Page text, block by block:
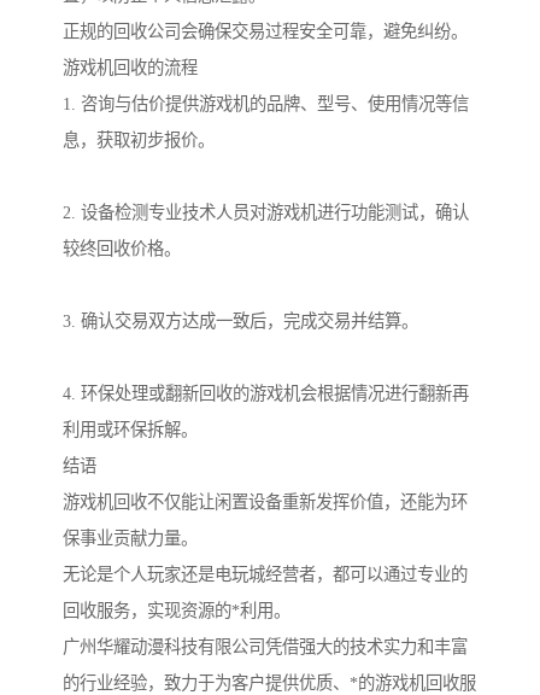
正规的回收公司会确保交易过程安全可靠，避免纠纷。
游戏机回收的流程
1. 咨询与估价提供游戏机的品牌、型号、使用情况等信
息，获取初步报价。
2. 设备检测专业技术人员对游戏机进行功能测试，确认
较终回收价格。
3. 确认交易双方达成一致后，完成交易并结算。
4. 环保处理或翻新回收的游戏机会根据情况进行翻新再
利用或环保拆解。
结语
游戏机回收不仅能让闲置设备重新发挥价值，还能为环
保事业贡献力量。
无论是个人玩家还是电玩城经营者，都可以通过专业的
回收服务，实现资源的*利用。
广州华耀动漫科技有限公司凭借强大的技术实力和丰富
的行业经验，致力于为客户提供优质、*的游戏机回收服